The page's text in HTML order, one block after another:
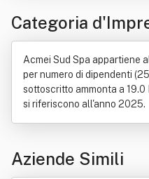
Categoria
Acmei Sud Spa appartiene
per numero di dipendenti
sottoscritto ammonta a 19.0
si riferiscono all'anno 2025.
Aziende Simili